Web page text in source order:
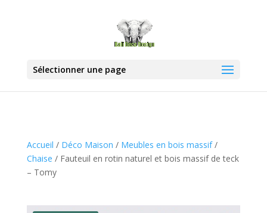
Sélectionner une page
Accueil / Déco Maison / Meubles en bois massif/
Chaise / Fauteuil en rotin naturel et bois massif de teck
– Tomy